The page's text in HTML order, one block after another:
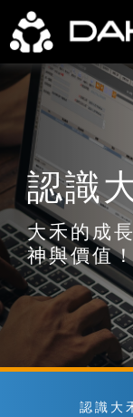
認識
大禾的成
神與價值！
認識大